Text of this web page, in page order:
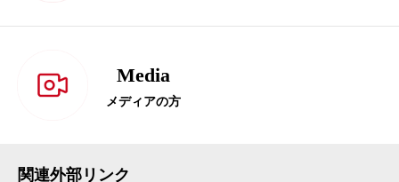
Media
メディアの方
関連外部リンク